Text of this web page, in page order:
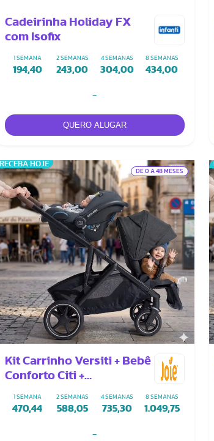
Cadeirinha Holiday FX
com Isofix
1 SEMANA
194,40
2 SEMANAS
243,00
4 SEMANAS
304,00
8 SEMANAS
434,00
-
RECEBA HOJE
DE 0 A 48 MESES
Kit Carrinho Versiti + Bebê
Conforto Citi +
1 SEMANA
470,44
2 SEMANAS
588,05
4 SEMANAS
735,30
8 SEMANAS
1.049,75
-